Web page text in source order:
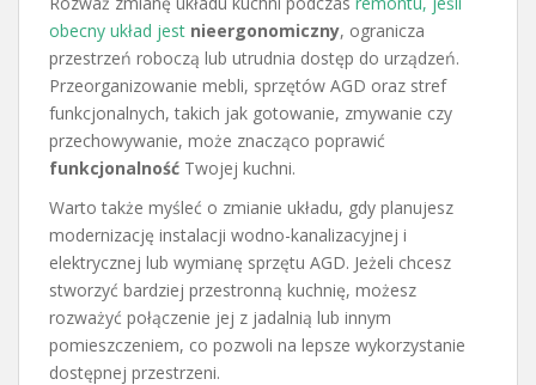
obecny układ jest nieergonomiczny, ogranicza
przestrzeń roboczą lub utrudnia dostęp do urządzeń.
Przeorganizowanie mebli, sprzętów AGD oraz stref
funkcjonalnych, takich jak gotowanie, zmywanie czy
przechowywanie, może znacząco poprawić
funkcjonalność Twojej kuchni.
Warto także myśleć o zmianie układu, gdy planujesz
modernizację instalacji wodno-kanalizacyjnej i
elektrycznej lub wymianę sprzętu AGD. Jeżeli chcesz
stworzyć bardziej przestronną kuchnię, możesz
rozważyć połączenie jej z jadalnią lub innym
pomieszczeniem, co pozwoli na lepsze wykorzystanie
dostępnej przestrzeni.